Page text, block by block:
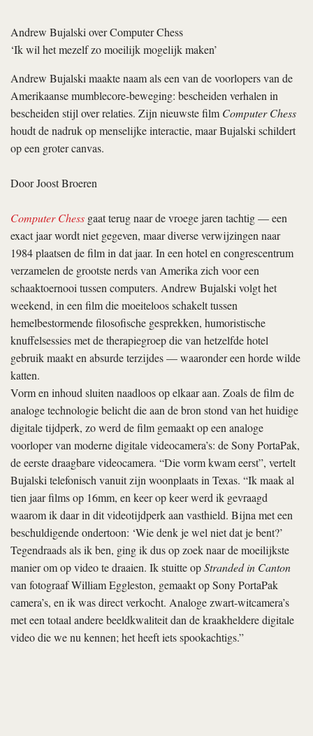
tien jaar films op 16mm, en keer op keer werd ik gevraagd
waarom ik daar in dit videotijdperk aan vasthield. Bijna met een
Tegendraads als ik ben, ging ik dus op zoek naar de moeilijkste
manier om op video te draaien. Ik stuitte opStranded in Canton
van fotograaf William Eggleston, gemaakt op Sony PortaPak
camera’s, en ik was direct verkocht. Analoge zwart-witcamera’s
met een totaal andere beeldkwaliteit dan de kraakheldere digitale
Hoe moeilijk was het om die apparatuur op te duiken?“Veel
moeilijker dan ik dacht. Ik was zo naïef om te denken: als het
werkte in 1973, zal het nu ook nog werken. Onzin natuurlijk. Het
vinden van werkende camera’s was niet eens zo’n probleem,
uiteindelijk hadden we er drie, maar werkende tape decks, dat is
een ander verhaal. Dus we hebben niet op tape opgenomen; we
filmden direct naar harde schijven. Dat betekende dat er een
conversie-unit op de camera’s gemonteerd zat, waar allerlei kabels
uit staken. Een absurde manier van werken, maar ik wilde het niet
anders. De huidige filmcultuur is geobsedeerd door gemak. Ik wil
het mezelf juist zo moeilijk mogelijk maken, want dat levert meer
op. De camera’s hadden allerlei haperingen en mankementen die
we nooit hadden voorzien en die het karakter van de film bepaald
hebben.”
Hoe stuitte u op de schaaktoernooien voor computers? Het is